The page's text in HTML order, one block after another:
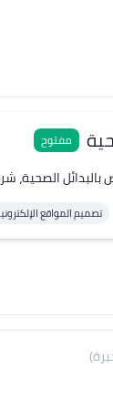
مفتوح
تصميم المواقع